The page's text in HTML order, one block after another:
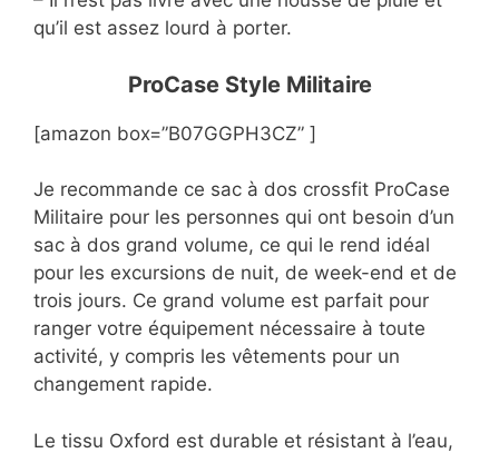
qu’il est assez lourd à porter.
ProCase Style Militaire
[amazon box=”B07GGPH3CZ” ]
Je recommande ce sac à dos crossfit ProCase
Militaire pour les personnes qui ont besoin d’un
sac à dos grand volume, ce qui le rend idéal
pour les excursions de nuit, de week-end et de
trois jours. Ce grand volume est parfait pour
ranger votre équipement nécessaire à toute
activité, y compris les vêtements pour un
changement rapide.
Le tissu Oxford est durable et résistant à l’eau,